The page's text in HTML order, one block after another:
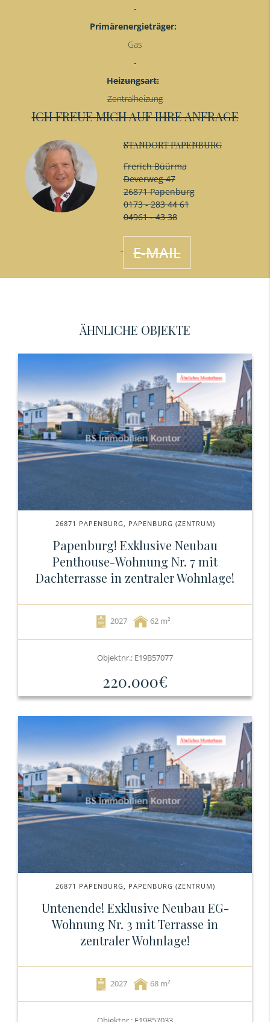
Primärenergieträger:
Gas
Heizungsart:
Zentralheizung
ICH FREUE MICH AUF IHRE ANFRAGE
STANDORT PAPENBURG
Frerich Büürma
Deverweg 47
26871 Papenburg
0173 - 283 44 61
04961 - 43 38
E-MAIL
ÄHNLICHE OBJEKTE
26871 PAPENBURG, PAPENBURG (ZENTRUM)
Papenburg! Exklusive Neubau
Penthouse-Wohnung Nr. 7 mit
Dachterrasse in zentraler Wohnlage!
2027 62
Objektnr.: E19B57077
220.000€
26871 PAPENBURG, PAPENBURG (ZENTRUM)
Untenende! Exklusive Neubau EG-
Wohnung Nr. 3 mit Terrasse in
zentraler Wohnlage!
2027 68